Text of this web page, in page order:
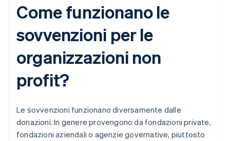
Come funzionano le
sovvenzioni per le
organizzazioni non
profit?
Le sovvenzioni funzionano diversamente dalle
donazioni. In genere provengono da fondazioni private,
fondazioni aziendali o agenzie governative, piuttosto